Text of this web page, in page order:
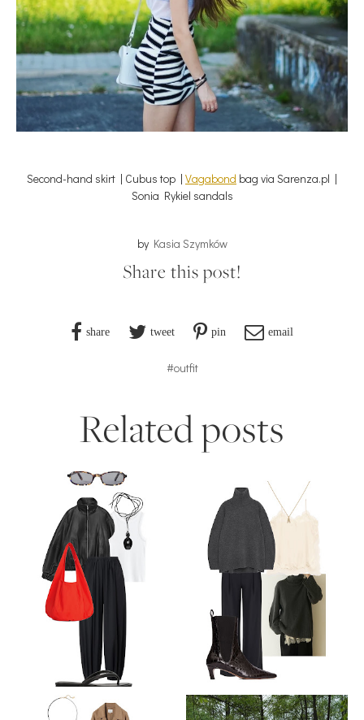
Second-hand skirt | Cubus top | Vagabond bag via Sarenza.pl |
Sonia Rykiel sandals
by Kasia Szymków
Share this post!
share tweet pin email
#outfit
Related posts